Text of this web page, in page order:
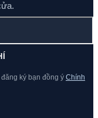
đăng ký bạn đồng ý Chính